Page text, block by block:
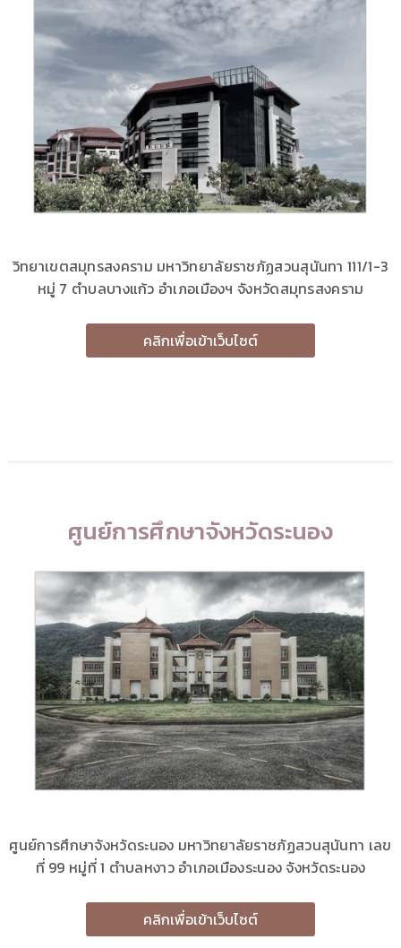
วิทยาเขตสมุทรสงคราม มหาวิทยาลัยราชภัฏสวนสุนันทา 111/1-3
หมู่ 7 ตำบลบางแก้ว อำเภอเมืองฯ จังหวัดสมุทรสงคราม
คลิกเพื่อเข้าเว็บไซต์
ศูนย์การศึกษาจังหวัดระนอง
ศูนย์การศึกษาจังหวัดระนอง มหาวิทยาลัยราชภัฏสวนสุนันทา เลข
ที่ 99 หมู่ที่ 1 ตำบลหงาว อำเภอเมืองระนอง จังหวัดระนอง
คลิกเพื่อเข้าเว็บไซต์